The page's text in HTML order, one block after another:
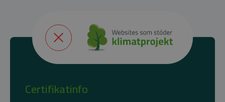
Certifikatinfo